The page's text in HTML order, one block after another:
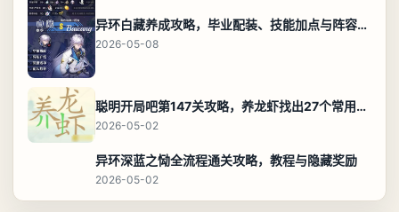
异环白藏养成攻略，毕业配装、技能加点与阵容搭配保姆级解析
2026-05-08
聪明开局吧第147关攻略，养龙虾找出27个常用字通关答案
2026-05-02
异环深蓝之恸全流程通关攻略，教程与隐藏奖励
2026-05-02